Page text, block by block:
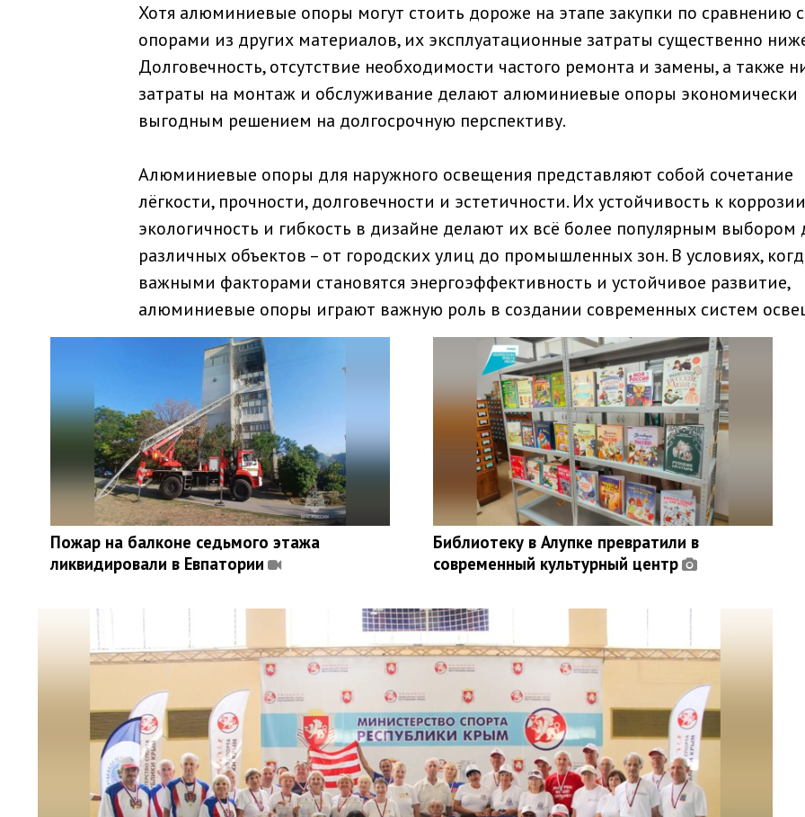
Хотя алюминиевые опоры могут стоить дороже на этапе закупки по сравнению с
опорами из других материалов, их эксплуатационные затраты существенно
Долговечность, отсутствие необходимости частого ремонта и замены, а также
затраты на монтаж и обслуживание делают алюминиевые опоры экономически
выгодным решением на долгосрочную перспективу.
Алюминиевые опоры для наружного освещения представляют собой сочетание
лёгкости, прочности, долговечности и эстетичности. Их устойчивость к
экологичность и гибкость в дизайне делают их всё более популярным выбором
различных объектов – от городских улиц до промышленных зон. В условиях,
важными факторами становятся энергоэффективность и устойчивое развитие,
алюминиевые опоры играют важную роль в создании современных систем
Пожар на балконе седьмого этажа
ликвидировали в Евпатории
Библиотеку в Алупке превратили в
современный культурный центр